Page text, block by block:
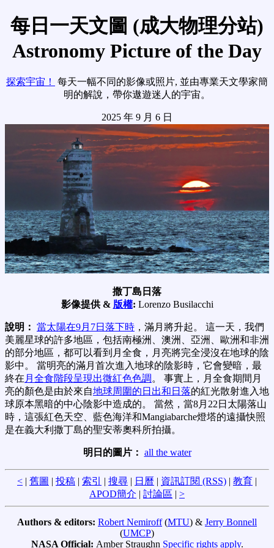
每日一天文圖 (成大物理分站)
Astronomy Picture of the Day
探索宇宙！
每天一幅不同的影像或照片, 並由專業天文學家簡
明的解說，帶你遨遊迷人的宇宙。
2025 年 9 月 6 日
撒丁島日落
影像提供 & 版權: Lorenzo Busilacchi
說明： 當太陽在9月7日落下時 ，滿月將升起。 這一天，我們
美麗星球的許多地區，包括南極洲、澳洲、亞洲、歐洲和非洲
的部分地區，都可以看到月全食，月亮將完全浸沒在地球的陰
影中。 當明亮的滿月首次進入地球的陰影時，它會變暗，最
終在 月全食階段呈現出微紅色色調 。 事實上，月全食期間月
亮的顏色是由於來自地球周圍的日出和日落的紅光散射進入地
球原本黑暗的中心陰影中造成的。 當然，當8月22日太陽落山
時，這張紅色天空、藍色海洋和Mangiabarche燈塔的遠攝快照
是在義大利撒丁島的聖安蒂奧科所拍攝。
明日的圖片： all the water
< | 舊圖 | 投稿 | 索引 | 搜尋 | 日曆 | 資訊訂閱 (RSS) | 教育 |
APOD簡介 | 討論區 | >
Authors & editors: Robert Nemiroff(MTU) & Jerry Bonnell
(UMCP)
NASA Official: Amber Straughn Specific rights apply.